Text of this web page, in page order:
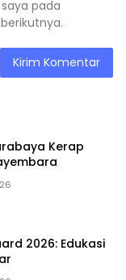
pada
Kerap
2026: Edukasi